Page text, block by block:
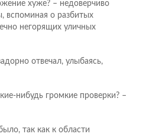
хуже? – недоверчиво
вспоминая о разбитых
негорящих уличных
отвечал, улыбаясь,
нибудь громкие проверки? –
так как к области